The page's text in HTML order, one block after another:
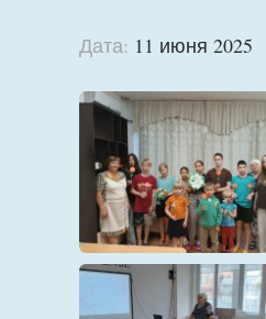
Дата: 11 июня